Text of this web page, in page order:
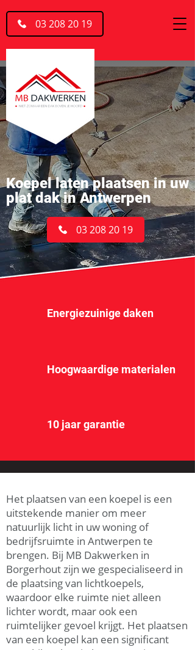
03 208 20 19
Koepel laten plaatsen in uw
plat dak in Antwerpen
03 208 20 19
Energiezuinige daken
Hoogwaardige materialen
10 jaar garantie
Het plaatsen van een koepel is een
uitstekende manier om meer
natuurlijk licht in uw woning of
bedrijfsruimte in Antwerpen te
brengen. Bij MB Dakwerken in
Borgerhout zijn we gespecialiseerd in
de plaatsing van lichtkoepels,
waardoor elke ruimte niet alleen
lichter wordt, maar ook een
ruimtelijker gevoel krijgt. Het plaatsen
van een koepel kan een significant